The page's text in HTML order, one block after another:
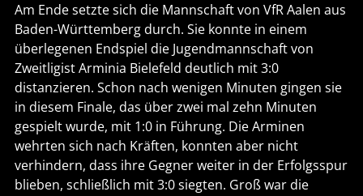
Am Ende setzte sich die Mannschaft von VfR Aalen aus
Baden-Württemberg durch. Sie konnte in einem
überlegenen Endspiel die Jugendmannschaft von
Zweitligist Arminia Bielefeld deutlich mit 3:0
distanzieren. Schon nach wenigen Minuten gingen sie
in diesem Finale, das über zwei mal zehn Minuten
gespielt wurde, mit 1:0 in Führung. Die Arminen
wehrten sich nach Kräften, konnten aber nicht
verhindern, dass ihre Gegner weiter in der Erfolgsspur
blieben, schließlich mit 3:0 siegten. Groß war die